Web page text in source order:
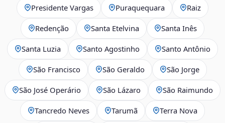
Presidente Vargas Puraquequara Raiz
Redenção Santa Etelvina Santa Inês
Santa Luzia Santo Agostinho Santo Antônio
São Francisco São Geraldo São Jorge
São José Operário São Lázaro São Raimundo
Tancredo Neves Tarumã Terra Nova